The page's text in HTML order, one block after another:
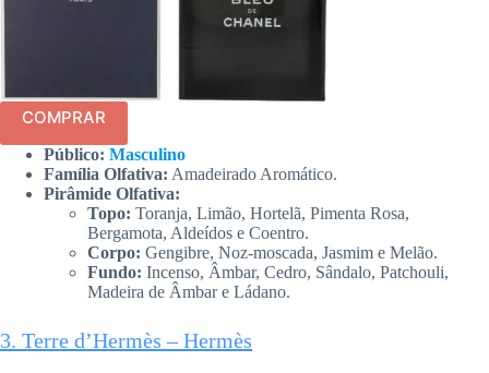
COMPRAR
Público: Masculino
Família Olfativa: Amadeirado Aromático.
Pirâmide Olfativa:
Topo: Toranja, Limão, Hortelã, Pimenta Rosa,
Bergamota, Aldeídos e Coentro.
Corpo: Gengibre, Noz-moscada, Jasmim e Melão.
Fundo: Incenso, Âmbar, Cedro, Sândalo, Patchouli,
Madeira de Âmbar e Ládano.
3. Terre d’Hermès – Hermès